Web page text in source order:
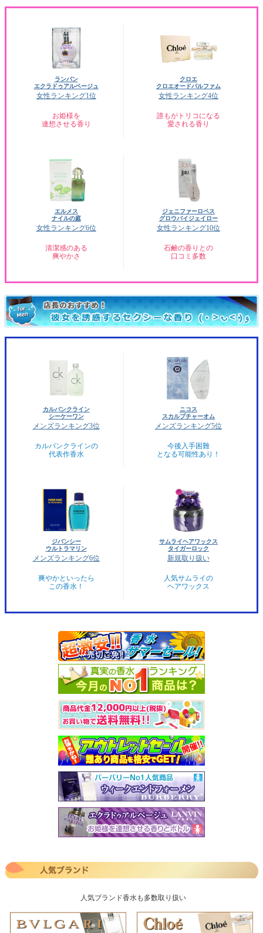
ランバン
エクラドゥアルページュ
女性ランキング1位
お姫様を
連想させる香り
クロエ
クロエオードパルファム
女性ランキング4位
誰もがトリコになる
愛される香り
エルメス
ナイルの庭
女性ランキング6位
清潔感のある
爽やかさ
ジェニファーロペス
グロウバイジェイロー
女性ランキング10位
石鹸の香りとの
口コミ多数
カルバンクライン
シーケーワン
メンズランキング3位
カルバンクラインの
代表作香水
ニコス
スカルプチャーオム
メンズランキング5位
今後入手困難
となる可能性あり！
ジバンシー
ウルトラマリン
メンズランキング6位
爽やかといったら
この香水！
サムライヘアワックス
タイガーロック
新規取り扱い
人気サムライの
ヘアワックス
人気ブランド香水も多数取り扱い